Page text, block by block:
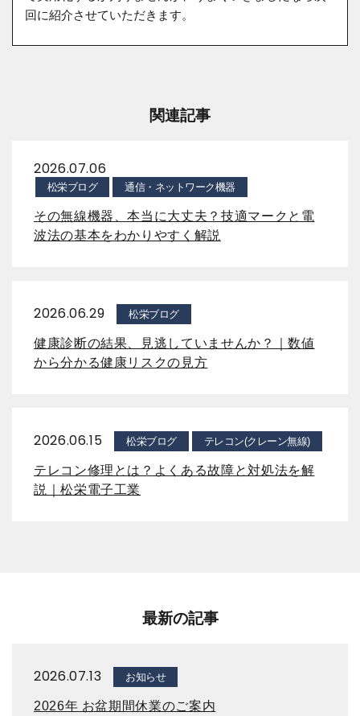
回に紹介させていただきます。
関連記事
2026.07.06
松栄ブログ 通信・ネットワーク機器
その無線機器、本当に大丈夫？技適マークと電
波法の基本をわかりやすく解説
2026.06.29 松栄ブログ
健康診断の結果、見逃していませんか？｜数値
から分かる健康リスクの見方
2026.06.15 松栄ブログ テレコン(クレーン無線)
テレコン修理とは？よくある故障と対処法を解
説｜松栄電子工業
最新の記事
2026.07.13 お知らせ
2026年 お盆期間休業のご案内